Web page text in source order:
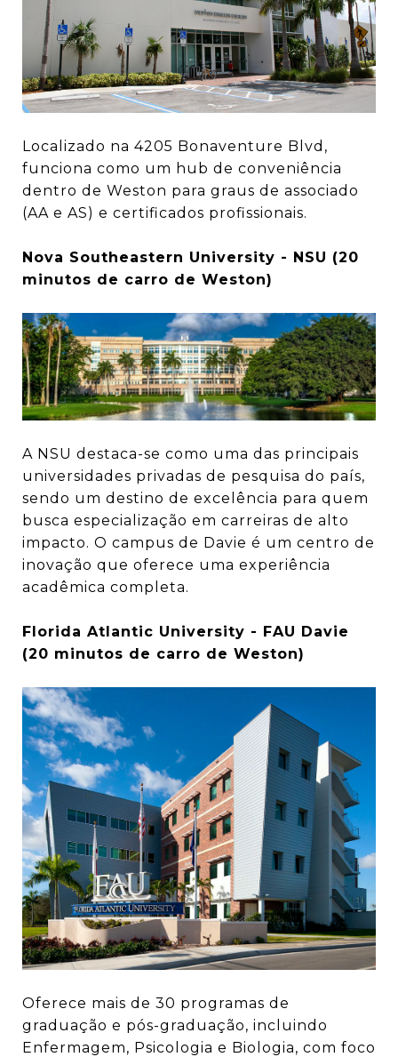
Localizado na 4205 Bonaventure Blvd,
funciona como um hub de conveniência
dentro de Weston para graus de associado
(AA e AS) e certificados profissionais.
Nova Southeastern University - NSU (20
minutos de carro de Weston)
A NSU destaca-se como uma das principais
universidades privadas de pesquisa do país,
sendo um destino de excelência para quem
busca especialização em carreiras de alto
impacto. O campus de Davie é um centro de
inovação que oferece uma experiência
acadêmica completa.
Florida Atlantic University - FAU Davie
(20 minutos de carro de Weston)
Oferece mais de 30 programas de
graduação e pós-graduação, incluindo
Enfermagem, Psicologia e Biologia, com foco